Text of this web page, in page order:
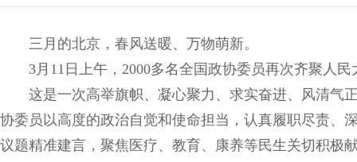
三月的北京，春风送暖、万物萌新。
3月11日上午，2000多名全国政协委员再次齐聚人
这是一次高举旗帜、凝心聚力、求实奋进、风清气
协委员以高度的政治自觉和使命担当，认真履职尽责、
议题精准建言，聚焦医疗、教育、康养等民生关切积极